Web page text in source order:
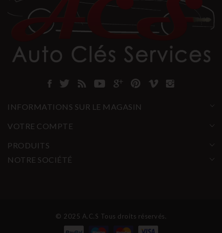
INFORMATIONS SUR LE MAGASIN
VOTRE COMPTE
PRODUITS
NOTRE SOCIÉTÉ
© 2025 A.C.S Tous droits réservés.